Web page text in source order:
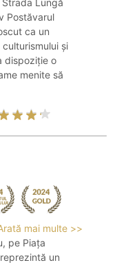
Lungă
Postăvarul
ca un
și
dispoziție o
menite să
mai multe >>
pe Piața
un